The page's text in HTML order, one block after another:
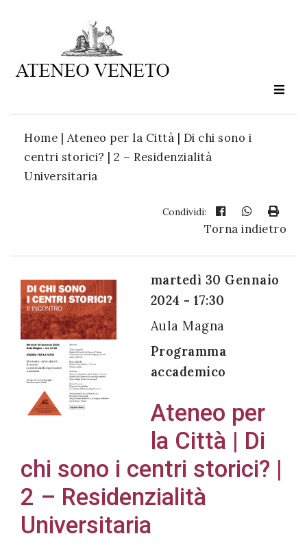
Home | Ateneo per la Città | Di chi sono i
centri storici? | 2 – Residenzialità
Universitaria
Condividi:
Torna indietro
martedì 30 Gennaio
2024 - 17:30
Aula Magna
Programma
accademico
Ateneo per
la Città | Di
chi sono i centri storici? |
2 – Residenzialità
Universitaria
Ateneo
è
cultura
movimento
Acconsento
all'uso dei
accordo
con il
decreto
legislativo
196/03